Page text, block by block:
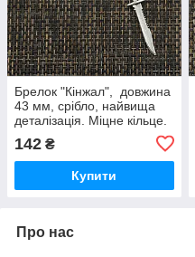
Брелок "Кінжал", довжина
43 мм, срібло, найвища
деталізація. Міцне кільце.
142 ₴
Купити
Про нас